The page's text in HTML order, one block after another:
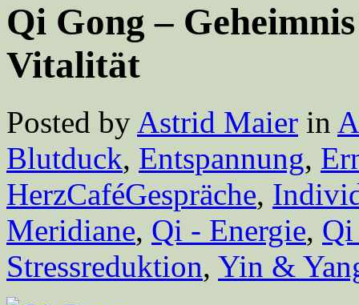
Qi Gong –
Vitalität
Posted by Astrid Maier in
Blutduck, Entspannung,
HerzCaféGespräche,
Meridiane, Qi - Energie,
Stressreduktion, Yin &